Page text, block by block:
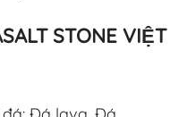
STONE VIỆT